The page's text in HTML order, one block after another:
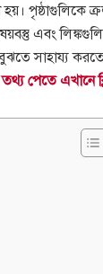
পৃষ্ঠাগুলিকে
এবং
সাহায্য
পেতে এখানে